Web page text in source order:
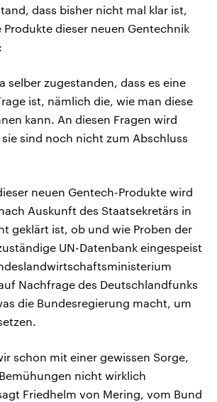
dass bisher nicht mal klar ist,
dieser neuen Gentechnik
selber zugestanden, dass es eine
ist, nämlich die, wie man diese
kann. An diesen Fragen wird
sind noch nicht zum Abschluss
neuen Gentech-Produkte wird
Auskunft des Staatsekretärs in
geklärt ist, ob und wie Proben der
UN-Datenbank eingespeist
Nachfrage des Deutschlandfunks
die Bundesregierung macht, um
schon mit einer gewissen Sorge,
nicht wirklich
Friedhelm von Mering, vom Bund